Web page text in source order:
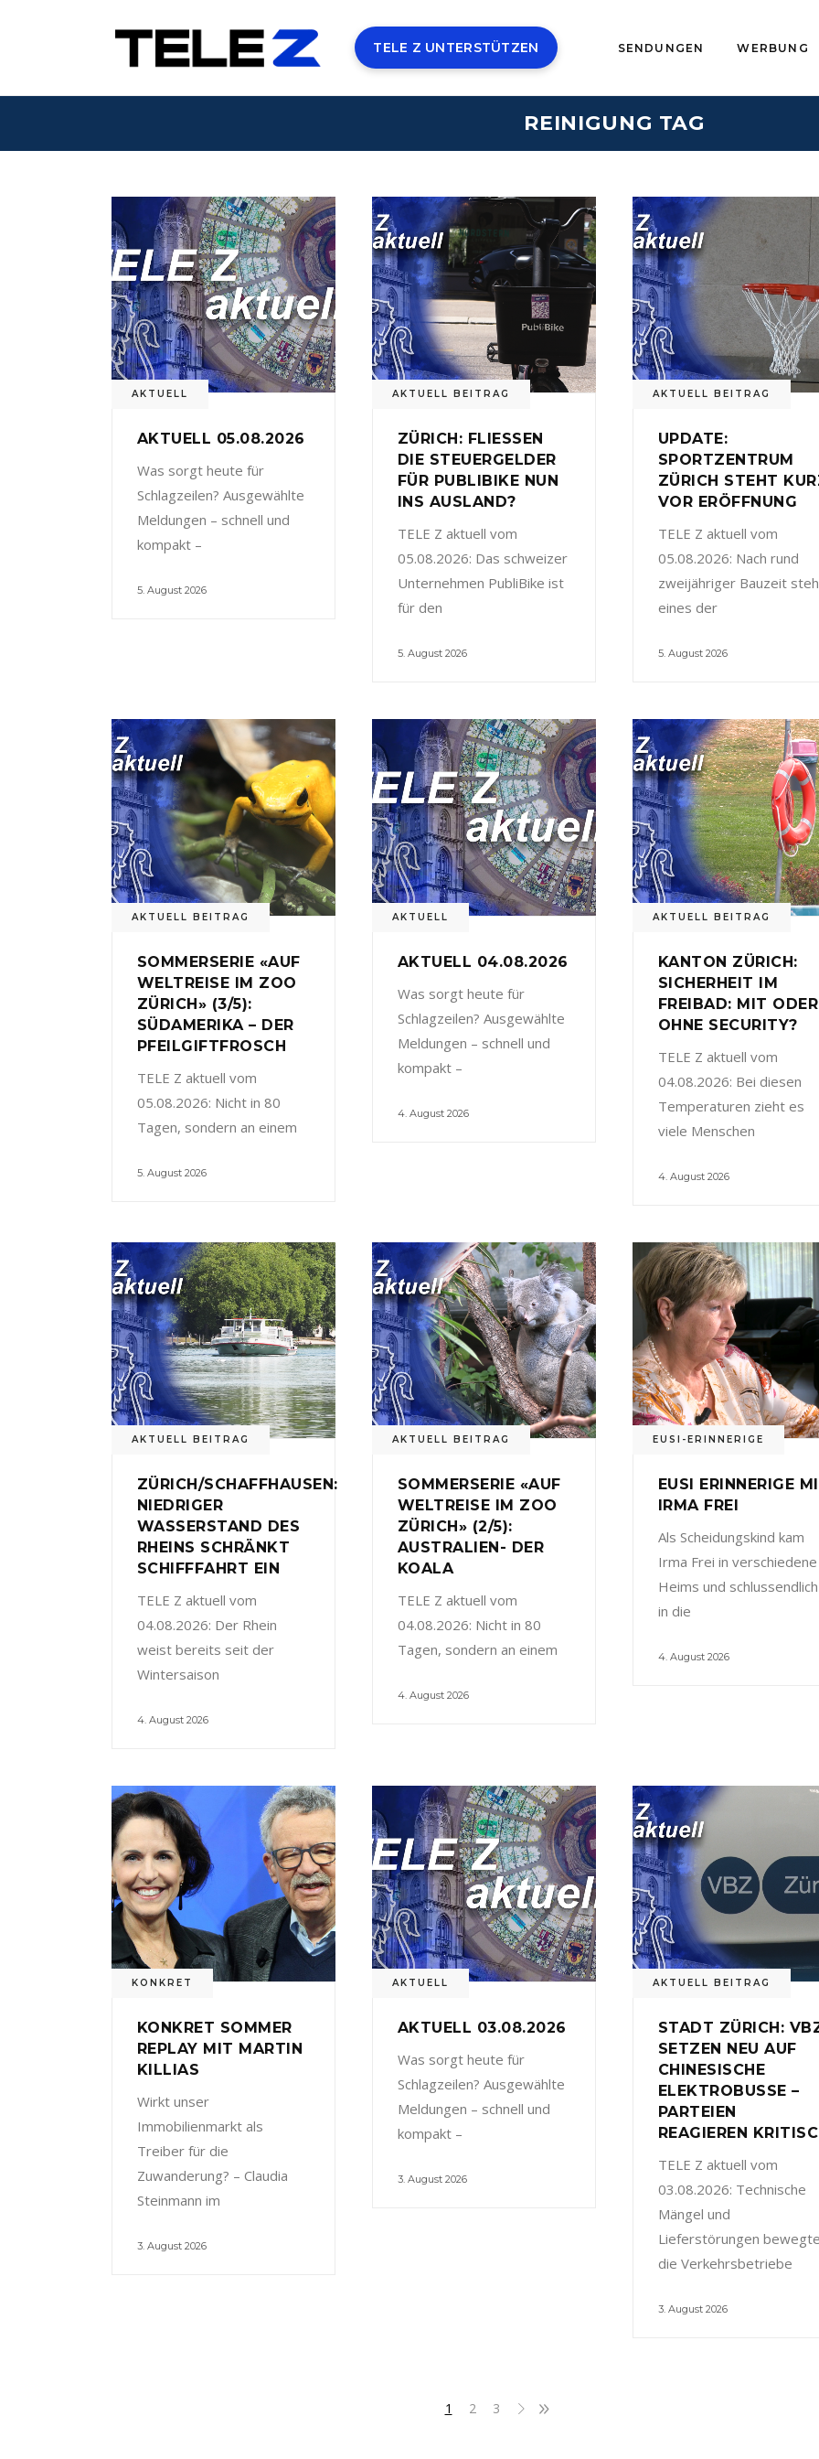
TELE Z UNTERSTÜTZEN SENDUNGEN WERBUNG
REINIGUNG TAG
AKTUELL
AKTUELL 05.08.2026
Was sorgt heute für
Schlagzeilen? Ausgewählte
Meldungen – schnell und
kompakt –
5. August 2026
AKTUELL BEITRAG
ZÜRICH: FLIESSEN
DIE STEUERGELDER
FÜR PUBLIBIKE NUN
INS AUSLAND?
TELE Z aktuell vom
05.08.2026: Das schweizer
Unternehmen PubliBike ist
für den
5. August 2026
AKTUELL BEITRAG
UPDATE:
SPORTZENTRUM
ZÜRICH STEHT
VOR ERÖFFNUNG
TELE Z aktuell vom
05.08.2026: Nach rund
zweijähriger Bauzeit
eines der
5. August 2026
AKTUELL BEITRAG
SOMMERSERIE «AUF
WELTREISE IM ZOO
ZÜRICH» (3/5):
SÜDAMERIKA – DER
PFEILGIFTFROSCH
TELE Z aktuell vom
05.08.2026: Nicht in 80
Tagen, sondern an einem
5. August 2026
AKTUELL
AKTUELL 04.08.2026
Was sorgt heute für
Schlagzeilen? Ausgewählte
Meldungen – schnell und
kompakt –
4. August 2026
AKTUELL BEITRAG
KANTON ZÜRICH:
SICHERHEIT IM
FREIBAD: MIT ODER
OHNE SECURITY?
TELE Z aktuell vom
04.08.2026: Bei diesen
Temperaturen zieht es
viele Menschen
4. August 2026
AKTUELL BEITRAG
ZÜRICH/SCHAFFHAUSEN:
NIEDRIGER
WASSERSTAND DES
RHEINS SCHRÄNKT
SCHIFFFAHRT EIN
TELE Z aktuell vom
04.08.2026: Der Rhein
weist bereits seit der
Wintersaison
4. August 2026
AKTUELL BEITRAG
SOMMERSERIE «AUF
WELTREISE IM ZOO
ZÜRICH» (2/5):
AUSTRALIEN- DER
KOALA
TELE Z aktuell vom
04.08.2026: Nicht in 80
Tagen, sondern an einem
4. August 2026
EUSI-ERINNERIGE
EUSI ERINNERIGE
IRMA FREI
Als Scheidungskind kam
Irma Frei in verschiedene
Heims und schlussendlich
in die
4. August 2026
KONKRET
KONKRET SOMMER
REPLAY MIT MARTIN
KILLIAS
Wirkt unser
Immobilienmarkt als
Treiber für die
Zuwanderung? – Claudia
Steinmann im
3. August 2026
AKTUELL
AKTUELL 03.08.2026
Was sorgt heute für
Schlagzeilen? Ausgewählte
Meldungen – schnell und
kompakt –
3. August 2026
AKTUELL BEITRAG
STADT ZÜRICH:
SETZEN NEU AUF
CHINESISCHE
ELEKTROBUSSE –
PARTEIEN
REAGIEREN
TELE Z aktuell vom
03.08.2026: Technische
Mängel und
Lieferstörungen
die Verkehrsbetriebe
3. August 2026
1 2 3